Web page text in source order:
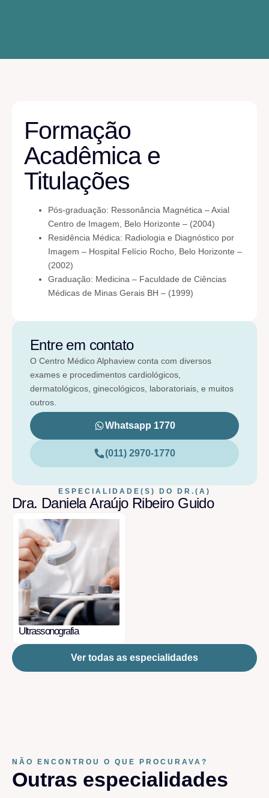
Formação
Acadêmica e
Titulações
Pós-graduação: Ressonância Magnética – Axial
Centro de Imagem, Belo Horizonte – (2004)
Residência Médica: Radiologia e Diagnóstico por
Imagem – Hospital Felício Rocho, Belo Horizonte –
(2002)
Graduação: Medicina – Faculdade de Ciências
Médicas de Minas Gerais BH – (1999)
Entre em contato
O Centro Médico Alphaview conta com diversos
exames e procedimentos cardiológicos,
dermatológicos, ginecológicos, laboratoriais, e muitos
outros.
Whatsapp 1770
(011) 2970-1770
ESPECIALIDADE(S) DO DR.(A)
Dra. Daniela Araújo Ribeiro Guido
Ultrassonografia
Ver todas as especialidades
NÃO ENCONTROU O QUE PROCURAVA?
Outras especialidades​